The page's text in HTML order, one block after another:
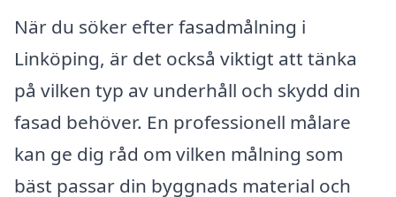
När du söker efter fasadmålning i
Linköping, är det också viktigt att tänka
på vilken typ av underhåll och skydd din
fasad behöver. En professionell målare
kan ge dig råd om vilken målning som
bäst passar din byggnads material och